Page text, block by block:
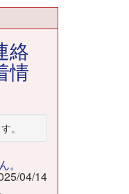
絡
情
。
。
04/14